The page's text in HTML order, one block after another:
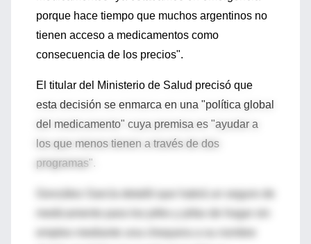
porque hace tiempo que muchos argentinos no
tienen acceso a medicamentos como
consecuencia de los precios".
El titular del Ministerio de Salud precisó que
esta decisión se enmarca en una "política global
del medicamento" cuya premisa es "ayudar a
los que menos tienen a través de dos
programas".
González García detalló que habrá un seguro de
medicamento para los jefes y jefas de hogar sin
empleo mediante una chequera a su nombre